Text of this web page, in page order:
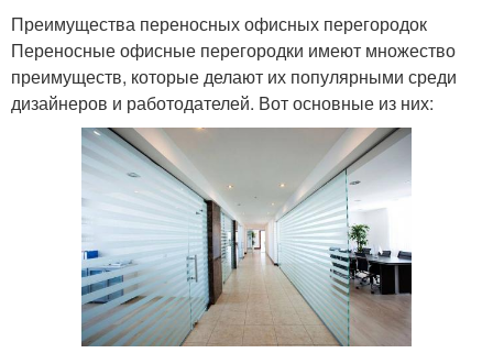
Преимущества переносных офисных перегородок
Переносные офисные перегородки имеют множество
преимуществ, которые делают их популярными среди
дизайнеров и работодателей. Вот основные из них: